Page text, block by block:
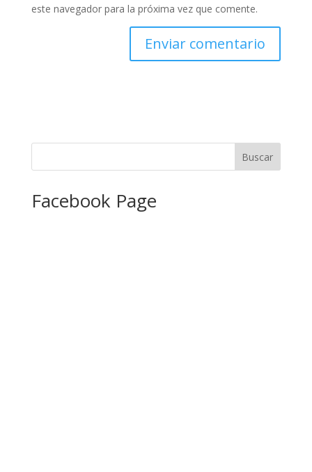
este navegador para la próxima vez que comente.
Facebook Page